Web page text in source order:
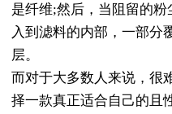
是纤维;然后，当阻留的
入到滤料的内部，一部分
层。
而对于大多数人来说，很
择一款真正适合自己的且